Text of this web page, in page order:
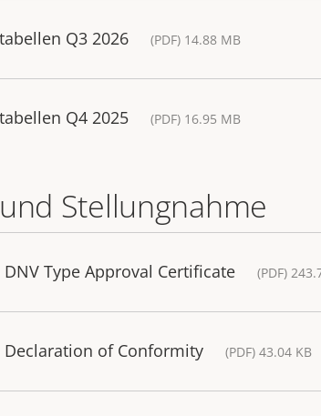
Q3 2026 (PDF) 14.88 MB
Q4 2025 (PDF) 16.95 MB
Stellungnahme
DNV Type Approval Certificate (PDF)
Declaration of Conformity (PDF) 43.04 KB